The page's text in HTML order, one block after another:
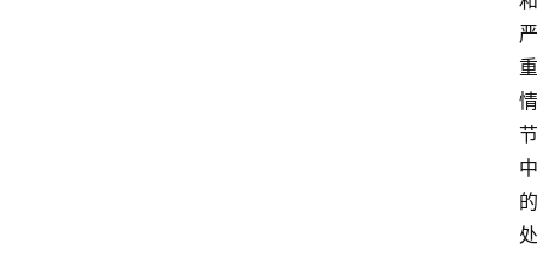
严
重
情
节
中
的
处